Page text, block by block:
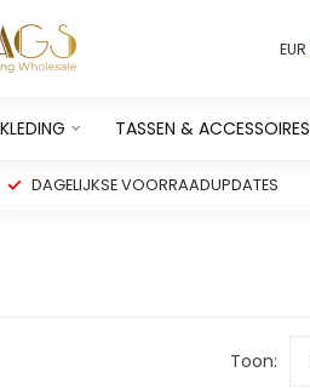
EUR
TASSEN & ACCESSOIRES
DAGELIJKSE VOORRAADUPDATES
Toon: